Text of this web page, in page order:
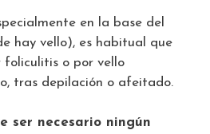
en la base del
hay vello), es habitual que
foliculitis o por vello
tras depilación o afeitado.
ser necesario ningún